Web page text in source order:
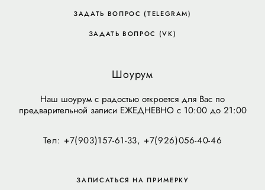
ЗАДАТЬ ВОПРОС (TELEGRAM)
ЗАДАТЬ ВОПРОС (VK)
Шоурум
Наш шоурум с радостью откроется для Вас по
предварительной записи ЕЖЕДНЕВНО с 10:00 до 21:00
Тел: +7(903)157-61-33, +7(926)056-40-46
ЗАПИСАТЬСЯ НА ПРИМЕРКУ